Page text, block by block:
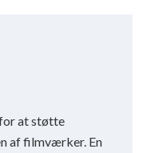
at støtte
af ​​filmværker. En